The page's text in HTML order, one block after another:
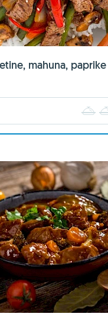
mahuna, paprike